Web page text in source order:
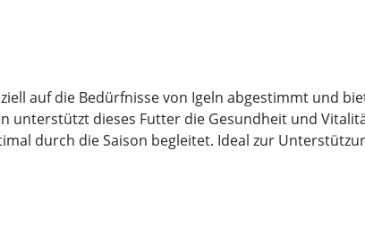
auf die Bedürfnisse von Igeln abgestimmt und
Futter die Gesundheit und Vitalität der Tiere. Mit Iggy Rock
durch die Saison begleitet. Ideal zur